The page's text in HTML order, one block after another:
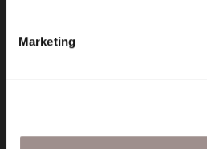
Marketing
Whistleblowing